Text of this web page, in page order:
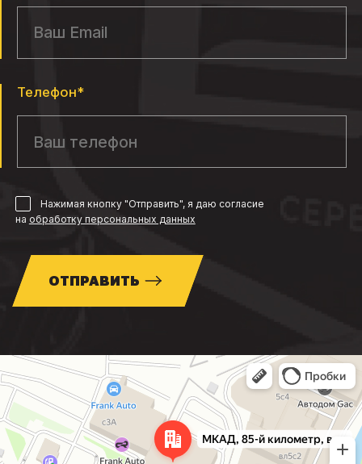
Телефон*
Нажимая кнопку "Отправить", я даю согласие
на обработку персональных данных
ОТПРАВИТЬ
Москва
МКАД, 85-й километр, вл3с1 — Яндекс Карты